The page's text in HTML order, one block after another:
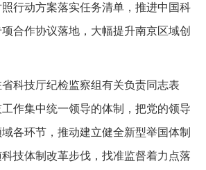
行动方案落实任务清单，推进中国科
合作协议落地，大幅提升南京区域创
科技厅纪检监察组有关负责同志表
作集中统一领导的体制，把党的领导
各环节，推动建立健全新型举国体制
技体制改革步伐，找准监督着力点落